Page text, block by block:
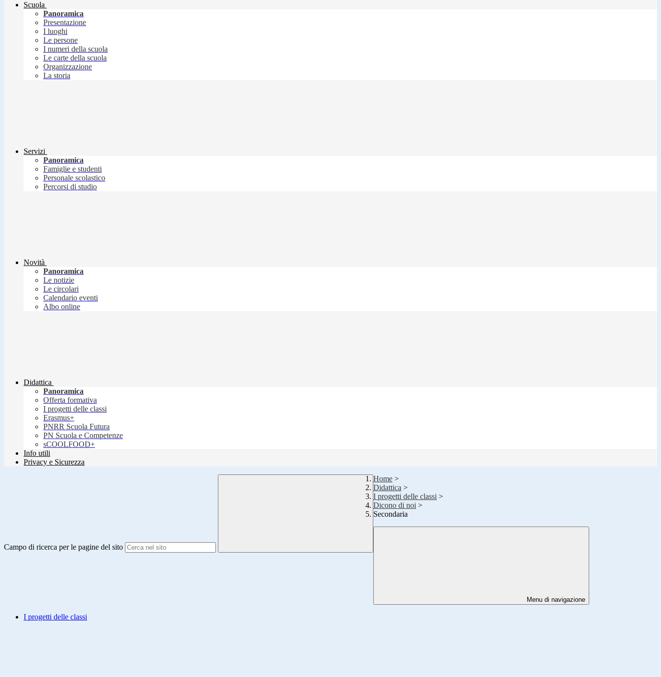
Scuola
Panoramica
Presentazione
I luoghi
Le persone
I numeri della scuola
Le carte della scuola
Organizzazione
La storia
Servizi
Panoramica
Famiglie e studenti
Personale scolastico
Percorsi di studio
Novità
Panoramica
Le notizie
Le circolari
Calendario eventi
Albo online
Didattica
Panoramica
Offerta formativa
I progetti delle classi
Erasmus+
PNRR Scuola Futura
PN Scuola e Competenze
sCOOLFOOD+
Info utili
Privacy e Sicurezza
Campo di ricerca per le pagine del sito
Home >
Didattica >
I progetti delle classi >
Dicono di noi >
Secondaria
Menu di navigazione
I progetti delle classi